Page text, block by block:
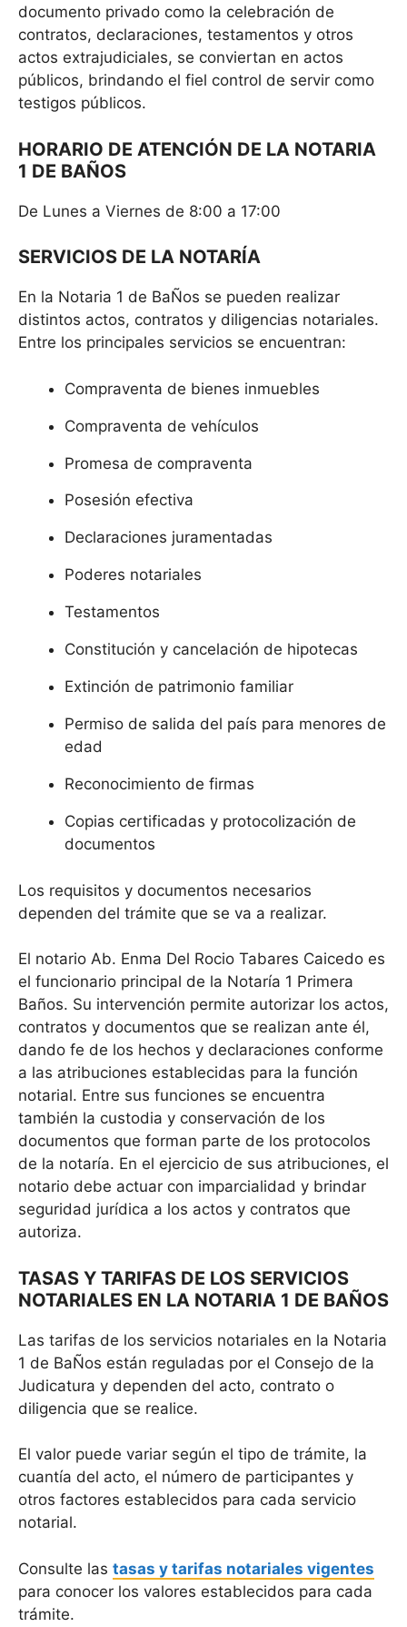
documento privado como la celebración de
contratos, declaraciones, testamentos y otros
actos extrajudiciales, se conviertan en actos
públicos, brindando el fiel control de servir como
testigos públicos.
HORARIO DE ATENCIÓN DE LA NOTARIA
1 DE BAÑOS
De Lunes a Viernes de 8:00 a 17:00
SERVICIOS DE LA NOTARÍA
En la Notaria 1 de BaÑos se pueden realizar
distintos actos, contratos y diligencias notariales.
Entre los principales servicios se encuentran:
Compraventa de bienes inmuebles
Compraventa de vehículos
Promesa de compraventa
Posesión efectiva
Declaraciones juramentadas
Poderes notariales
Testamentos
Constitución y cancelación de hipotecas
Extinción de patrimonio familiar
Permiso de salida del país para menores de
edad
Reconocimiento de firmas
Copias certificadas y protocolización de
documentos
Los requisitos y documentos necesarios
dependen del trámite que se va a realizar.
El notario Ab. Enma Del Rocio Tabares Caicedo es
el funcionario principal de la Notaría 1 Primera
Baños. Su intervención permite autorizar los actos,
contratos y documentos que se realizan ante él,
dando fe de los hechos y declaraciones conforme
a las atribuciones establecidas para la función
notarial. Entre sus funciones se encuentra
también la custodia y conservación de los
documentos que forman parte de los protocolos
de la notaría. En el ejercicio de sus atribuciones, el
notario debe actuar con imparcialidad y brindar
seguridad jurídica a los actos y contratos que
autoriza.
TASAS Y TARIFAS DE LOS SERVICIOS
NOTARIALES EN LA NOTARIA 1 DE BAÑOS
Las tarifas de los servicios notariales en la Notaria
1 de BaÑos están reguladas por el Consejo de la
Judicatura y dependen del acto, contrato o
diligencia que se realice.
El valor puede variar según el tipo de trámite, la
cuantía del acto, el número de participantes y
otros factores establecidos para cada servicio
notarial.
Consulte las tasas y tarifas notariales vigentes
para conocer los valores establecidos para cada
trámite.